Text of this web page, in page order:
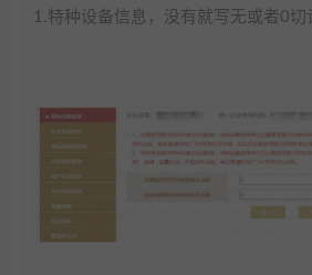
1.特种设备信息，没有就写无或者0切